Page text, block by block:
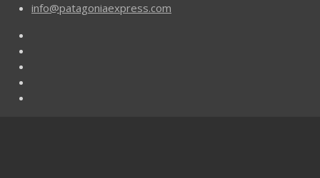
info@patagoniaexpress.com